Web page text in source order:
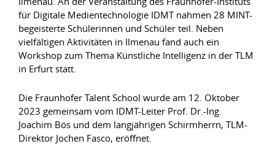
für Digitale Medientechnologie IDMT nahmen 28 MINT-
begeisterte Schülerinnen und Schüler teil. Neben
vielfältigen Aktivitäten in Ilmenau fand auch ein
Workshop zum Thema Künstliche Intelligenz in der TLM
in Erfurt statt.
Die Fraunhofer Talent School wurde am 12. Oktober
2023 gemeinsam vom IDMT-Leiter Prof. Dr.-Ing.
Joachim Bös und dem langjährigen Schirmherrn, TLM-
Direktor Jochen Fasco, eröffnet.